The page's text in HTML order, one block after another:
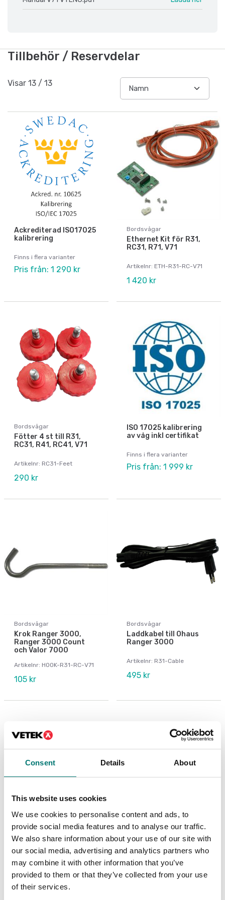
Consent Details About
This website uses cookies
We use cookies to personalise content and ads, to
provide social media features and to analyse our traffic.
We also share information about your use of our site with
our social media, advertising and analytics partners who
may combine it with other information that you’ve
provided to them or that they’ve collected from your use
of their services.
Tillbehör / Reservdelar
Visar 13 / 13
Ackrediterad ISO17025
kalibrering
Finns i flera varianter
Pris från: 1 290 kr
Bordsvågar
Ethernet Kit för R31,
RC31, R71, V71
Artikelnr: ETH-R31-RC-V71
1 420 kr
Bordsvågar
Fötter 4 st till R31,
RC31, R41, RC41, V71
Artikelnr: RC31-Feet
290 kr
ISO 17025 kalibrering
av våg inkl certifikat
Finns i flera varianter
Pris från: 1 999 kr
Bordsvågar
Krok Ranger 3000,
Ranger 3000 Count
och Valor 7000
Artikelnr: HOOK-R31-RC-V71
105 kr
Bordsvågar
Laddkabel till Ohaus
Ranger 3000
Artikelnr: R31-Cable
495 kr
Bordsvågar
LCD display till RC31
Artikelnr: RC31-LCD
2 290 kr
Bordsvågar
PCBA Display LCD, R31,
R21, V71
Artikelnr: 30037430
1 690 kr